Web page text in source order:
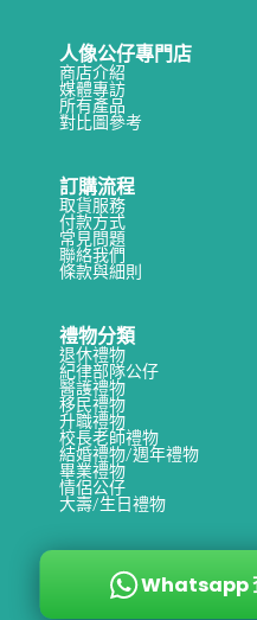
Whatsapp
人像公仔專門店
商店介紹
媒體專訪
所有產品
對比圖參考
訂購流程
取貨服務
付款方式
常見問題
聯絡我們
條款與細則
禮物分類
退休禮物
紀律部隊公仔
醫護禮物
移民禮物
升職禮物
校長老師禮物
結婚禮物/週年禮物
畢業禮物
情侶公仔
大壽/生日禮物